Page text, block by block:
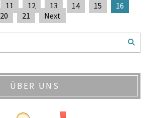
11 12 13 14 15
16
20 21 Next
ÜBER UNS